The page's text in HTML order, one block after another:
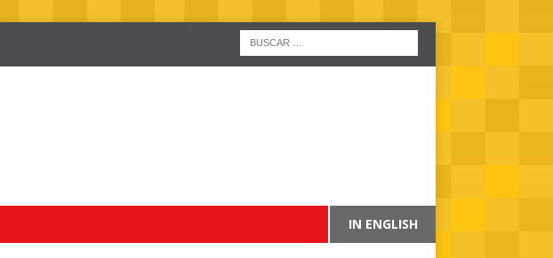
IN ENGLISH